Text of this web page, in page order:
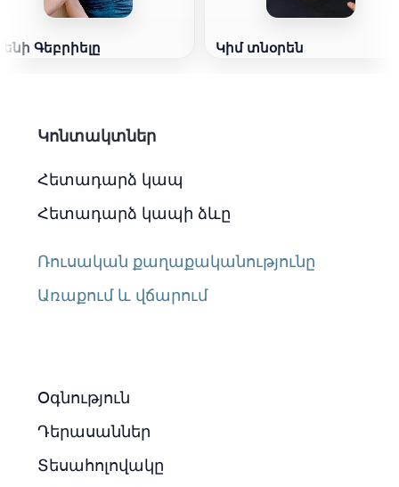
Գեբրիելը Կիմ տնօրեն
Կոնտակտներ
Հետադարձ կապ
Հետադարձ կապի ձևը
Ռուսական քաղաքականությունը
Առաքում և վճարում
Օգնություն
Դերասաններ
Տեսահոլովակը